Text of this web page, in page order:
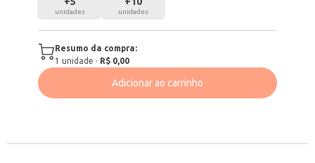
unidades unidades
Resumo da compra:
1 unidade · R$ 0,00
Adicionar ao carrinho